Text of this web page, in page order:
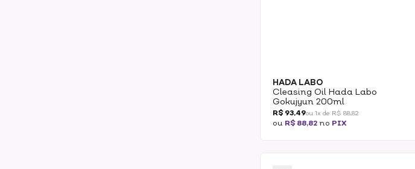
HADA LABO
Cleasing Oil Hada Labo
Gokujyun 200ml
R$ 93,49ou 1x de R$ 88,82
ou R$ 88,82 no PIX